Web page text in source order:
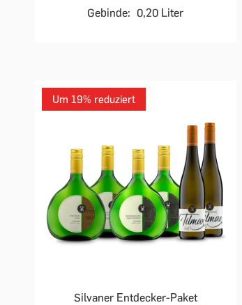
Gebinde: 0,20 Liter
Um 19% reduziert
Silvaner Entdecker-Paket